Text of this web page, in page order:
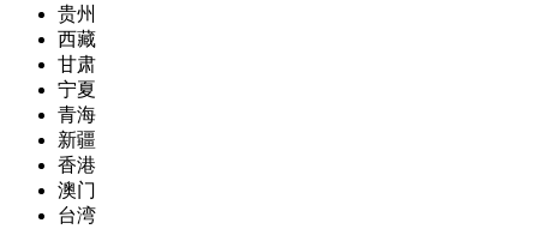
贵州
西藏
甘肃
宁夏
青海
新疆
香港
澳门
台湾